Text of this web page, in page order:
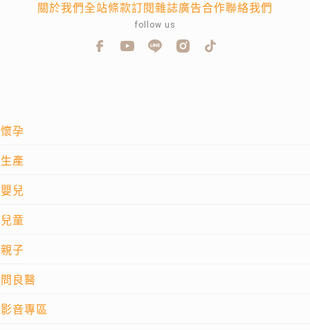
懷孕
生產
嬰兒
兒童
親子
問良醫
影音專區
關於我們全站條款訂閱雜誌廣告合作聯絡我們
follow us